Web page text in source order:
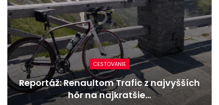
NOVINKY
Nový Mercedes-Benz GLA mieša gény
bestselleru s elektrinou